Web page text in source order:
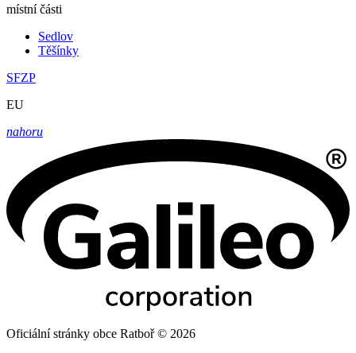
místní části
Sedlov
Těšínky
SFZP
EU
nahoru
Oficiální stránky obce Ratboř © 2026